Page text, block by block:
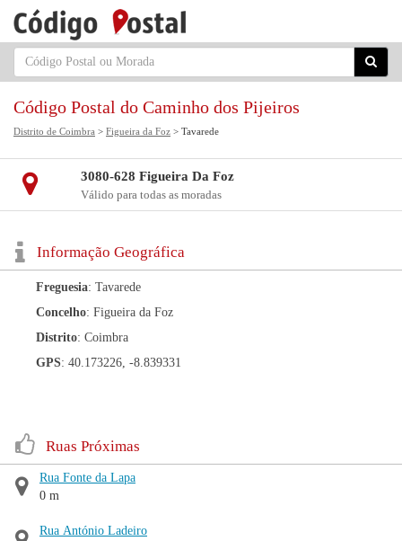
Código Postal do Caminho dos Pijeiros
Distrito de Coimbra > Figueira da Foz > Tavarede
3080-628 Figueira Da Foz
Válido para todas as moradas
Informação Geográfica
Freguesia: Tavarede
Concelho: Figueira da Foz
Distrito: Coimbra
GPS: 40.173226, -8.839331
Ruas Próximas
Rua Fonte da Lapa
0 m
Rua António Ladeiro